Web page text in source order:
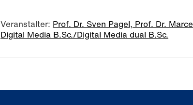
Veranstalter: Prof. Dr. Sven Pagel, Prof. Dr.
Digital Media B.Sc./Digital Media dual B.Sc.